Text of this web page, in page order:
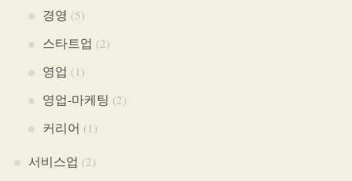
경영 (5)
스타트업 (2)
영업 (1)
영업-마케팅 (2)
커리어 (1)
서비스업 (2)